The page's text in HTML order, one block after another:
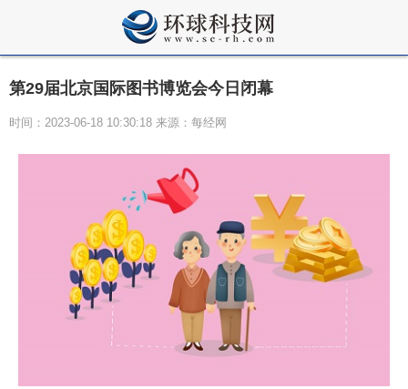
第29届北京国际图书博览会今日闭幕
时间：2023-06-18 10:30:18 来源：每经网